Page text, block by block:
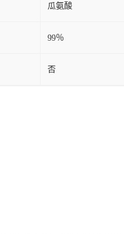
瓜氨酸
99％
否